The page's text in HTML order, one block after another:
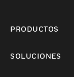
PRODUCTOS
SOLUCIONES